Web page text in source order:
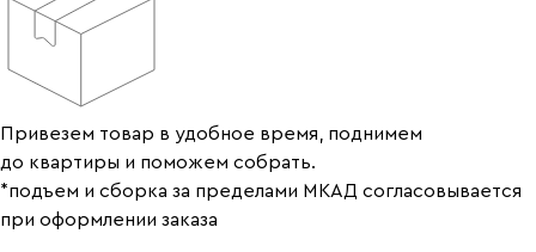
Привезем товар в удобное время, поднимем
до квартиры и поможем собрать.
*подъем и сборка за пределами МКАД согласовывается
при оформлении заказа